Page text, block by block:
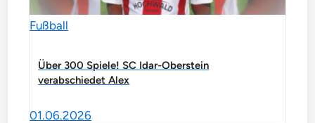
Fußball
Über 300 Spiele! SC Idar-Oberstein
verabschiedet Alex
01.06.2026